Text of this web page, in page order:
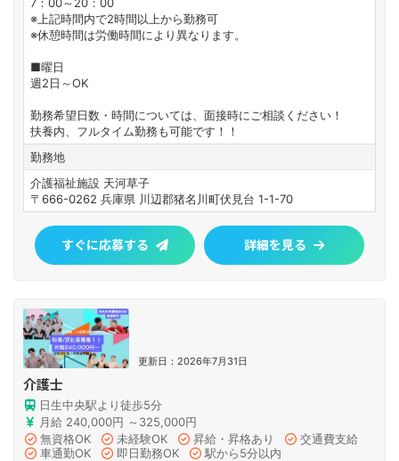
7：00～20：00
※上記時間内で2時間以上から勤務可
※休憩時間は労働時間により異なります。
■曜日
週2日～OK
勤務希望日数・時間については、面接時にご相談ください！
扶養内、フルタイム勤務も可能です！！
勤務地
介護福祉施設 天河草子
〒666-0262 兵庫県 川辺郡猪名川町伏見台 1-1-70
すぐに応募する 詳細を見る
更新日：2026年7月31日
介護士
日生中央駅より徒歩5分
月給 240,000円 ～325,000円
無資格OK
未経験OK 昇給・昇格あり
交通費支給
車通勤OK
即日勤務OK 駅から5分以内